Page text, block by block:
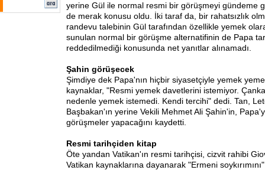
yerine Gül ile normal resmi bir görüşmeyi gündeme
de merak konusu oldu. İki taraf da, bir rahatsızlık
randevu talebinin Gül tarafından özellikle yemek
sunulan normal bir görüşme alternatifinin de Papa
reddedilmediği konusunda net yanıtlar alınamadı.
Şahin görüşecek
Şimdiye dek Papa'nın hiçbir siyasetçiyle yemek
kaynaklar, "Resmi yemek davetlerini istemiyor.
nedenle yemek istemedi. Kendi tercihi" dedi. Tan,
Başbakan'ın yerine Vekili Mehmet Ali Şahin'in,
görüşmeler yapacağını kaydetti.
Resmi tarihçiden kitap
Öte yandan Vatikan'ın resmi tarihçisi, cizvit rahibi
Vatikan kaynaklarına dayanarak "Ermeni